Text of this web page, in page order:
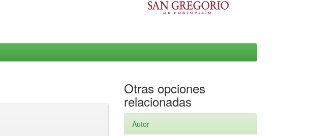
Otras opciones
relacionadas
Autor